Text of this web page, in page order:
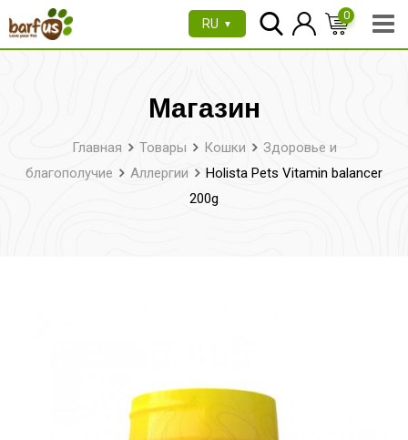
Перейти
RU ▼
0
Магазин
Главная Товары Кошки
Здоровье и
благополучие
Аллергии
Holista Pets Vitamin balancer
200g